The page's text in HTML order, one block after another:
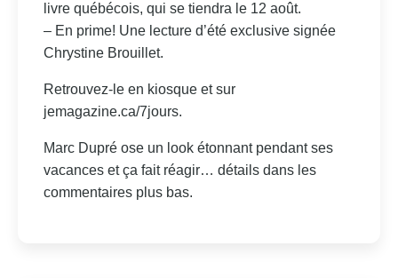
livre québécois, qui se tiendra le 12 août.
– En prime! Une lecture d’été exclusive signée
Chrystine Brouillet.
Retrouvez-le en kiosque et sur
jemagazine.ca/7jours.
Marc Dupré ose un look étonnant pendant ses
vacances et ça fait réagir… détails dans les
commentaires plus bas.